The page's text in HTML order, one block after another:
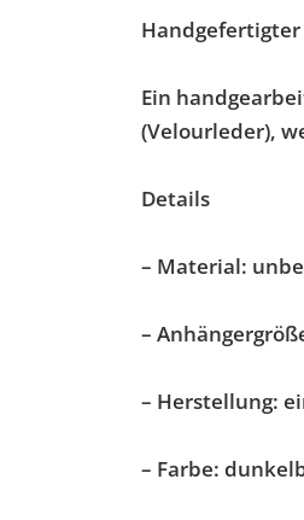
Handgefertigter
Ein
(Velourleder),
Details
– Material:
–
– Herstellung:
– Farbe: